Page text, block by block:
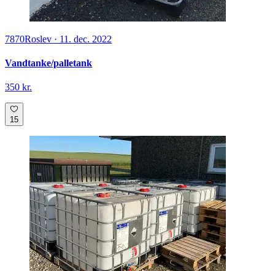
7870Roslev · 11. dec. 2022
Vandtanke/palletank
350 kr.
15